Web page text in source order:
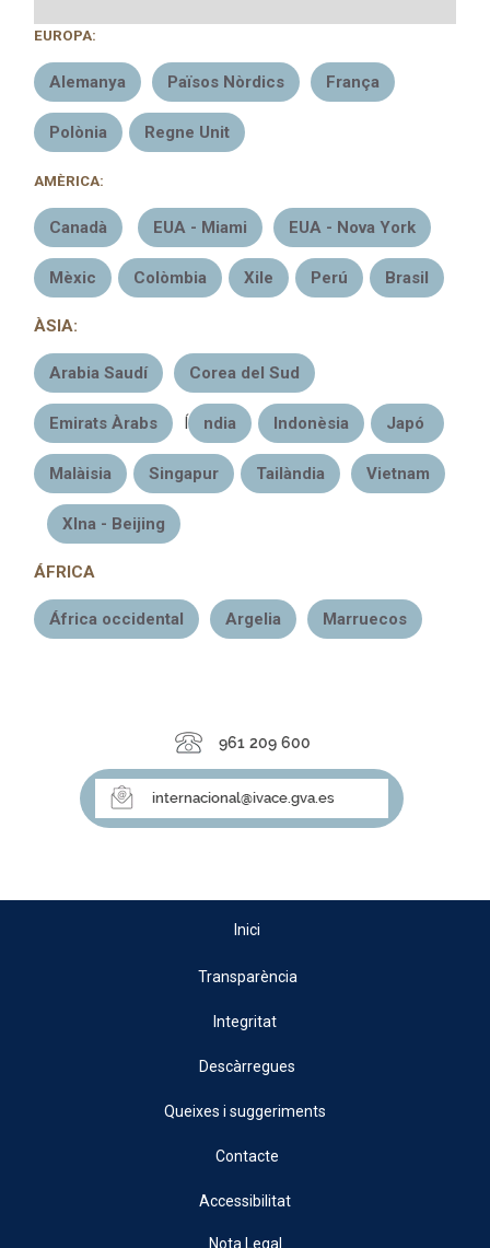
EUROPA:
Alemanya Països Nòrdics França
Polònia Regne Unit
AMÈRICA:
Canadà EUA - Miami EUA - Nova York
Mèxic Colòmbia Xile Perú Brasil
ÀSIA:
Arabia Saudí Corea del Sud
Emirats Àrabs Í ndia Indonèsia Japó
Malàisia Singapur Tailàndia Vietnam
XIna - Beijing
ÁFRICA
África occidental Argelia Marruecos
Inici
Transparència
Integritat
Descàrregues
Queixes i suggeriments
Contacte
Accessibilitat
Nota Legal